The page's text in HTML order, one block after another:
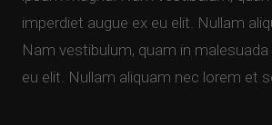
imperdiet augue ex eu elit. Nullam
Nam vestibulum, quam in
eu elit. Nullam aliquam nec lorem et